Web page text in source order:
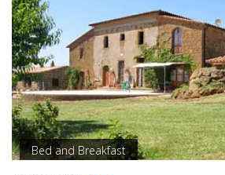
Bed and Breakfast